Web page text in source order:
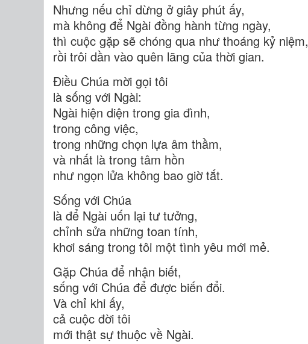
Nhưng nếu chỉ dừng ở giây phút ấy,
mà không để Ngài đồng hành từng ngày,
thì cuộc gặp sẽ chóng qua như thoáng kỷ niệm,
rồi trôi dần vào quên lãng của thời gian.
Điều Chúa mời gọi tôi
là sống với Ngài:
Ngài hiện diện trong gia đình,
trong công việc,
trong những chọn lựa âm thầm,
và nhất là trong tâm hồn
như ngọn lửa không bao giờ tắt.
Sống với Chúa
là để Ngài uốn lại tư tưởng,
chỉnh sửa những toan tính,
khơi sáng trong tôi một tình yêu mới mẻ.
Gặp Chúa để nhận biết,
sống với Chúa để được biến đổi.
Và chỉ khi ấy,
cả cuộc đời tôi
mới thật sự thuộc về Ngài.